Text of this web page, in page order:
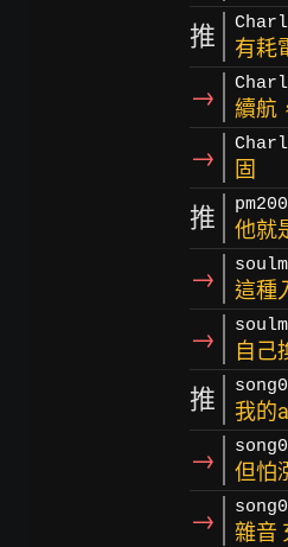
推 有耗
→ 續航
→ 固
推 他就
→ 這種
→ 自己
推 我的
→ 但怕
→ 雜音